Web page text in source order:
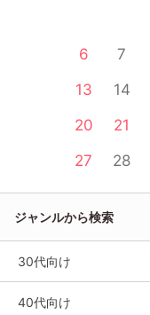
6
7
13
14
20
21
27
28
ジャンルから検索
30代向け
40代向け